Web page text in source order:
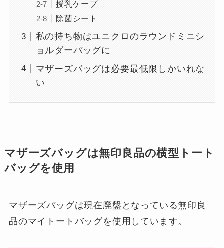
授乳ケープ
除菌シート
私の持ち物はユニクロのラウンドミニシ
ョルダーバッグに
マザーズバッグは必要最低限しかいれな
い
マザーズバッグは無印良品の横型トート
バッグを使用
マザーズバッグは現在廃盤となっている無印良
品のマイトートバッグを使用しています。